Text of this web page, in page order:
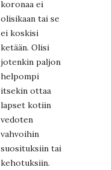
koronaa ei
olisikaan tai se
ei koskisi
ketään. Olisi
jotenkin paljon
helpompi
itsekin ottaa
lapset kotiin
vedoten
vahvoihin
suosituksiin tai
kehotuksiin.